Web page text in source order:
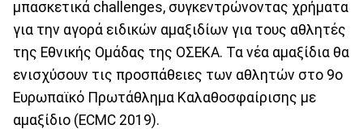
μπασκετικά challenges, συγκεντρώνοντας χρήματα
για την αγορά ειδικών αμαξιδίων για τους αθλητές
της Εθνικής Ομάδας της ΟΣΕΚΑ. Τα νέα αμαξίδια θα
ενισχύσουν τις προσπάθειες των αθλητών στο 9ο
Ευρωπαϊκό Πρωτάθλημα Καλαθοσφαίρισης με
αμαξίδιο (ECMC 2019).